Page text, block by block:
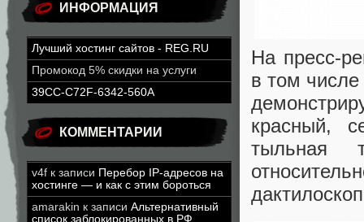
ИНФОРМАЦИЯ
Лучший хостинг сайтов - REG.RU
Промокод 5% скидки на услуги
39CC-C72F-6342-560A
КОММЕНТАРИИ
v4f к записи Перебор IP-адресов на
хостинге — и как с этим бороться
amarakin к записи Альтернативный
список заблокированных в РФ
На пресс-
в том
красный,
тыльная